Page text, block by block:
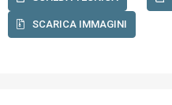
SCARICA IMMAGINI